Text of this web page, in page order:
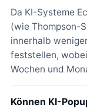
Da KI-Systeme
(wie Thompson-
innerhalb
feststellen,
Wochen und
Können KI-